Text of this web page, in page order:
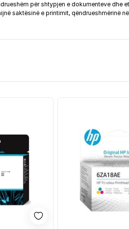
për shtypjen e dokumenteve
saktësinë e printimit, qëndrueshmërinë